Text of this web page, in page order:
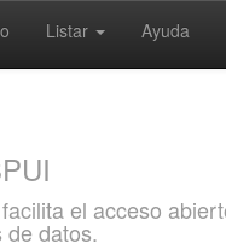
Listar Ayuda
el acceso
datos.